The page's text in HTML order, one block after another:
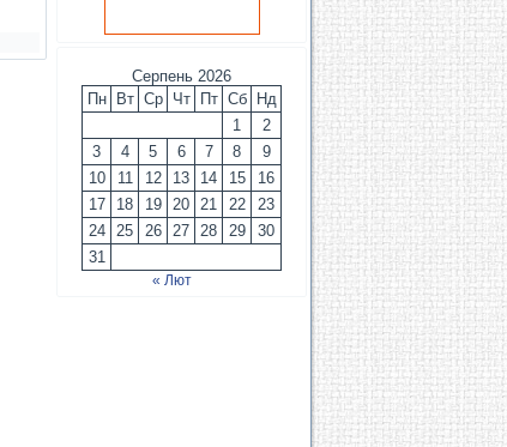
Серпень 2026
Пн
Вт Ср Чт Пт Сб
Нд
1
2
3
4 5 6 7 8
9
10
11 12 13 14 15
16
17
18 19 20 21 22
23
24
25 26 27 28 29
30
31
« Лют